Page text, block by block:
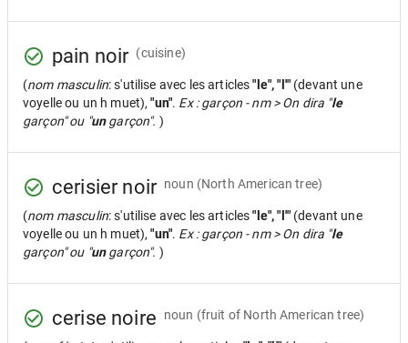
pain noir (cuisine)
(nom masculin: s'utilise avec les articles"le", "l'" (devant une
voyelle ou un h muet),"un". Ex : garçon - nm > On dira "le
garçon" ou "ungarçon". )
cerisier noir noun (North American tree)
(nom masculin: s'utilise avec les articles"le", "l'" (devant une
voyelle ou un h muet),"un". Ex : garçon - nm > On dira "le
garçon" ou "ungarçon". )
cerise noire noun (fruit of North American tree)